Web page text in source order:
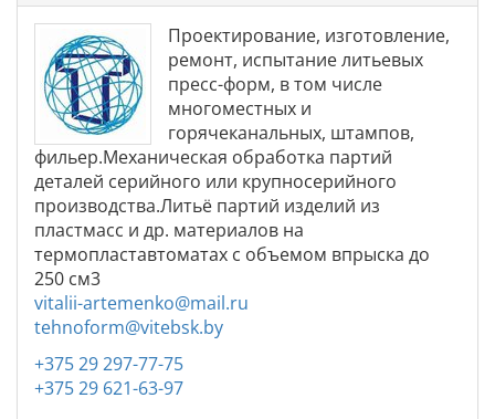
Проектирование, изготовление,
ремонт, испытание литьевых
пресс-форм, в том числе
многоместных и
горячеканальных, штампов,
фильер.Механическая обработка партий
деталей серийного или крупносерийного
производства.Литьё партий изделий из
пластмасс и др. материалов на
термопластавтоматах с объемом впрыска до
250 см3
vitalii-artemenko@mail.ru
tehnoform@vitebsk.by
+375 29 297-77-75
+375 29 621-63-97